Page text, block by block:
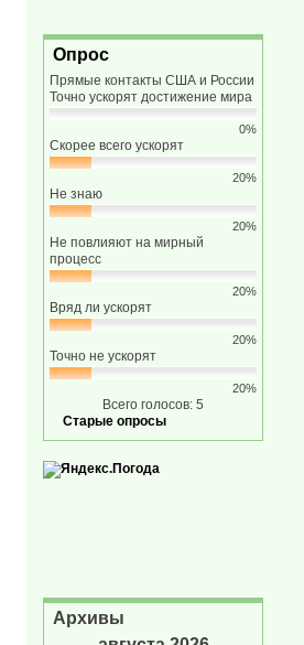
Опрос
Прямые контакты США и России
Точно ускорят достижение мира
0%
Скорее всего ускорят
20%
Не знаю
20%
Не повлияют на мирный
процесс
20%
Вряд ли ускорят
20%
Точно не ускорят
20%
Всего голосов: 5
Старые опросы
Архивы